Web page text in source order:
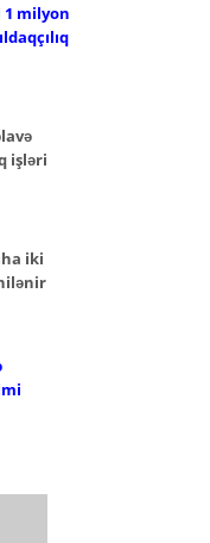
1 milyon
işləri
iki